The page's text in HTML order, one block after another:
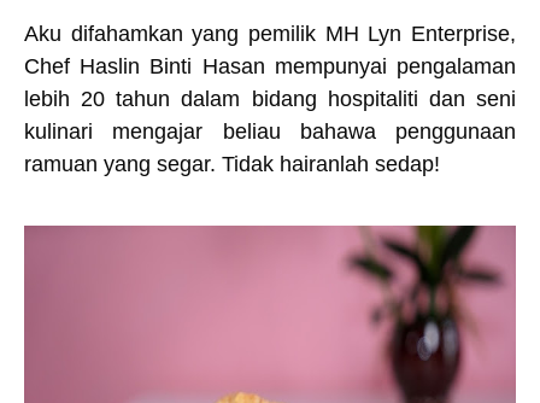
Aku difahamkan yang pemilik MH Lyn Enterprise,
Chef Haslin Binti Hasan mempunyai pengalaman
lebih 20 tahun dalam bidang hospitaliti dan seni
kulinari mengajar beliau bahawa penggunaan
ramuan yang segar. Tidak hairanlah sedap!